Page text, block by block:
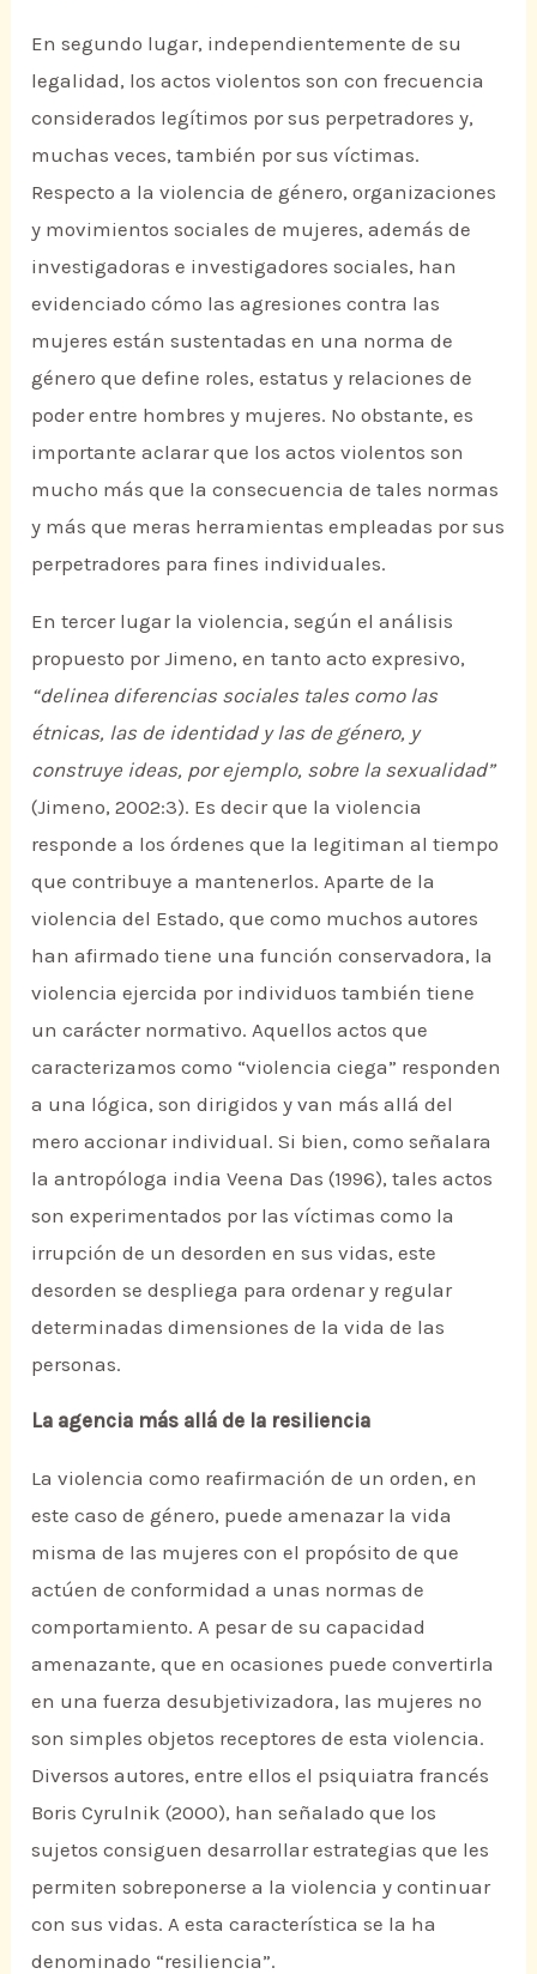
En segundo lugar, independientemente de su
legalidad, los actos violentos son con frecuencia
considerados legítimos por sus perpetradores y,
muchas veces, también por sus víctimas.
Respecto a la violencia de género, organizaciones
y movimientos sociales de mujeres, además de
investigadoras e investigadores sociales, han
evidenciado cómo las agresiones contra las
mujeres están sustentadas en una norma de
género que define roles, estatus y relaciones de
poder entre hombres y mujeres. No obstante, es
importante aclarar que los actos violentos son
mucho más que la consecuencia de tales normas
y más que meras herramientas empleadas por sus
perpetradores para fines individuales.
En tercer lugar la violencia, según el análisis
propuesto por Jimeno, en tanto acto expresivo,
“delinea diferencias sociales tales como las
étnicas, las de identidad y las de género, y
construye ideas, por ejemplo, sobre la sexualidad”
(Jimeno, 2002:3). Es decir que la violencia
responde a los órdenes que la legitiman al tiempo
que contribuye a mantenerlos. Aparte de la
violencia del Estado, que como muchos autores
han afirmado tiene una función conservadora, la
violencia ejercida por individuos también tiene
un carácter normativo. Aquellos actos que
caracterizamos como “violencia ciega” responden
a una lógica, son dirigidos y van más allá del
mero accionar individual. Si bien, como señalara
la antropóloga india Veena Das (1996), tales actos
son experimentados por las víctimas como la
irrupción de un desorden en sus vidas, este
desorden se despliega para ordenar y regular
determinadas dimensiones de la vida de las
personas.
La agencia más allá de la resiliencia
La violencia como reafirmación de un orden, en
este caso de género, puede amenazar la vida
misma de las mujeres con el propósito de que
actúen de conformidad a unas normas de
comportamiento. A pesar de su capacidad
amenazante, que en ocasiones puede convertirla
en una fuerza desubjetivizadora, las mujeres no
son simples objetos receptores de esta violencia.
Diversos autores, entre ellos el psiquiatra francés
Boris Cyrulnik (2000), han señalado que los
sujetos consiguen desarrollar estrategias que les
permiten sobreponerse a la violencia y continuar
con sus vidas. A esta característica se la ha
denominado “resiliencia”.